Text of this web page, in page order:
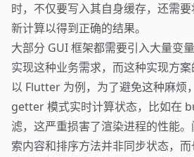
时，不仅要写入其自身缓存，还需
新计算以得到正确的结果。
大部分 GUI 框架都需要引入大量变
实现这种业务需求，而这种实现方案
以 Flutter 为例，为了避免这种麻烦
getter 模式实时计算状态，比如在
滤，这严重损害了渲染进程的性能
索内容和排序方法并非同步状态，